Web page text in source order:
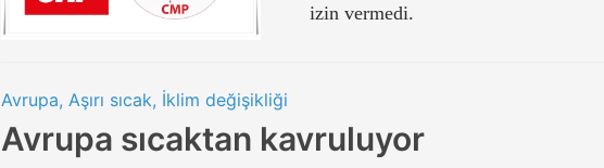
izin vermedi.
Avrupa, Aşırı sıcak, İklim değişikliği
Avrupa sıcaktan kavruluyor